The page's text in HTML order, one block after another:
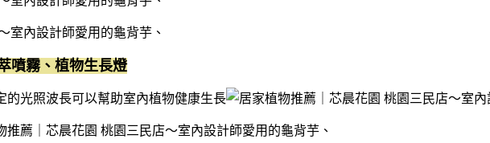
噴霧、植物生長燈
的光照波長可以幫助室內植物健康生長